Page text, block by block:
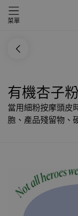
菜單
有機杏子粉
當用細粉按摩頭皮
胞、產品殘留物、